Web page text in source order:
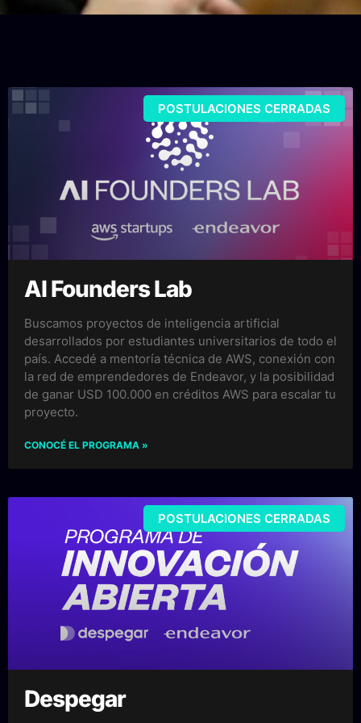
POSTULACIONES CERRADAS
AI Founders Lab
Buscamos proyectos de inteligencia artificial
desarrollados por estudiantes universitarios de todo el
país. Accedé a mentoría técnica de AWS, conexión con
la red de emprendedores de Endeavor, y la posibilidad
de ganar USD 100.000 en créditos AWS para escalar tu
proyecto.
CONOCÉ EL PROGRAMA »
POSTULACIONES CERRADAS
Despegar